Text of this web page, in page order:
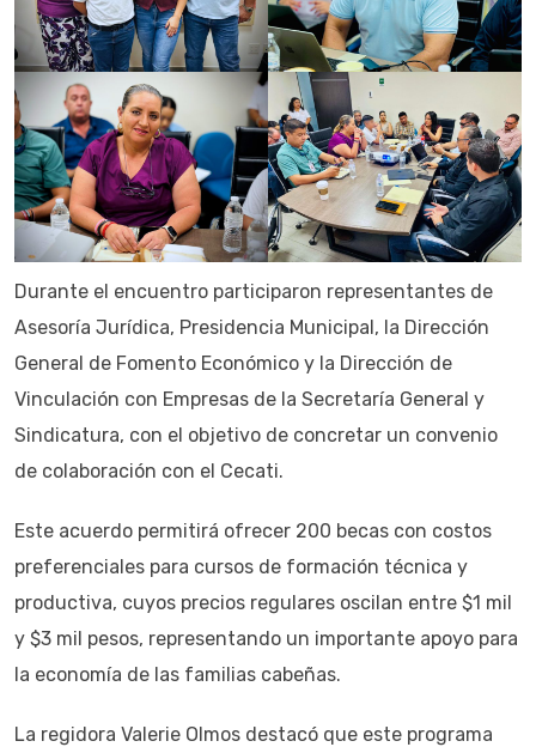
Durante el encuentro participaron representantes de
Asesoría Jurídica, Presidencia Municipal, la Dirección
General de Fomento Económico y la Dirección de
Vinculación con Empresas de la Secretaría General y
Sindicatura, con el objetivo de concretar un convenio
de colaboración con el Cecati.
Este acuerdo permitirá ofrecer 200 becas con costos
preferenciales para cursos de formación técnica y
productiva, cuyos precios regulares oscilan entre $1 mil
y $3 mil pesos, representando un importante apoyo para
la economía de las familias cabeñas.
La regidora Valerie Olmos destacó que este programa